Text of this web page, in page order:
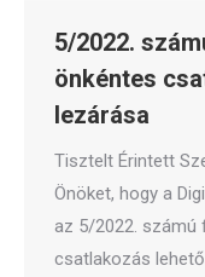
5/2022.
önkéntes
lezárása
Tisztelt Érintett
Önöket, hogy a
az 5/2022. számú
csatlakozás